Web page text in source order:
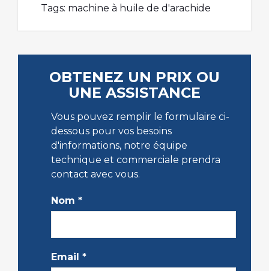
Tags: machine à huile de d'arachide
OBTENEZ UN PRIX OU
UNE ASSISTANCE
Vous pouvez remplir le formulaire ci-
dessous pour vos besoins
d'informations, notre équipe
technique et commerciale prendra
contact avec vous.
Nom *
Email *